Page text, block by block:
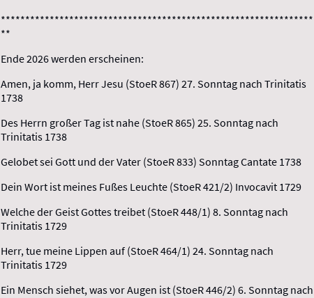
****************************************************************
**
Ende 2026 werden erscheinen:
Amen, ja komm, Herr Jesu (StoeR 867) 27. Sonntag nach Trinitatis
1738
Des Herrn großer Tag ist nahe (StoeR 865) 25. Sonntag nach
Trinitatis 1738
Gelobet sei Gott und der Vater (StoeR 833) Sonntag Cantate 1738
Dein Wort ist meines Fußes Leuchte (StoeR 421/2) Invocavit 1729
Welche der Geist Gottes treibet (StoeR 448/1) 8. Sonntag nach
Trinitatis 1729
Herr, tue meine Lippen auf (StoeR 464/1) 24. Sonntag nach
Trinitatis 1729
Ein Mensch siehet, was vor Augen ist (StoeR 446/2) 6. Sonntag nach